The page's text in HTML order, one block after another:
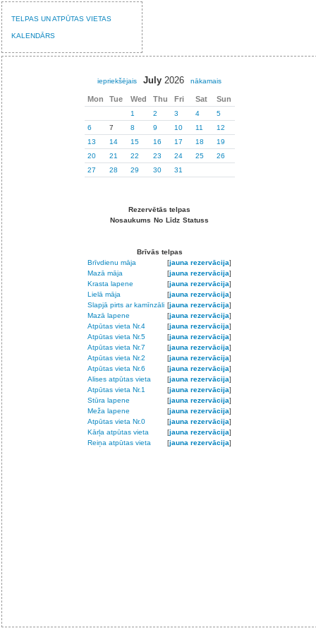
TELPAS UN ATPŪTAS VIETAS
KALENDĀRS
iepriekšējais July 2026 nākamais
Mon Tue Wed Thu Fri Sat Sun
1 2 3 4
5
6
7 8 9 10 11
12
13
14 15 16 17 18
19
20
21 22 23 24 25
26
27
28 29 30 31
Rezervētās telpas
Nosaukums No Līdz Statuss
Brīvās telpas
Brīvdienu māja
[jauna rezervācija]
Mazā māja
[jauna rezervācija]
Krasta lapene
[jauna rezervācija]
Lielā māja
[jauna rezervācija]
Slapjā pirts ar kamīnzāli [jauna rezervācija]
Mazā lapene
[jauna rezervācija]
Atpūtas vieta Nr.4
[jauna rezervācija]
Atpūtas vieta Nr.5
[jauna rezervācija]
Atpūtas vieta Nr.7
[jauna rezervācija]
Atpūtas vieta Nr.2
[jauna rezervācija]
Atpūtas vieta Nr.6
[jauna rezervācija]
Alises atpūtas vieta
[jauna rezervācija]
Atpūtas vieta Nr.1
[jauna rezervācija]
Stūra lapene
[jauna rezervācija]
Meža lapene
[jauna rezervācija]
Atpūtas vieta Nr.0
[jauna rezervācija]
Kārļa atpūtas vieta
[jauna rezervācija]
Reiņa atpūtas vieta
[jauna rezervācija]